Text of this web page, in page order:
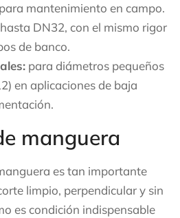
mantenimiento en campo.
DN32, con el mismo rigor
de banco.
para diámetros pequeños
en aplicaciones de baja
manguera
es tan importante
limpio, perpendicular y sin
es condición indispensable